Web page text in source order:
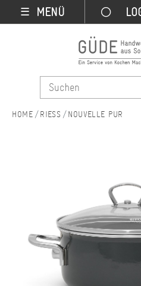
☰ MENÜ
RIESS NOUVELLE PUR